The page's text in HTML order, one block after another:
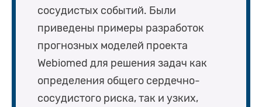
сосудистых событий. Были
приведены примеры разработок
прогнозных моделей проекта
Webiomed для решения задач как
определения общего сердечно-
сосудистого риска, так и узких,